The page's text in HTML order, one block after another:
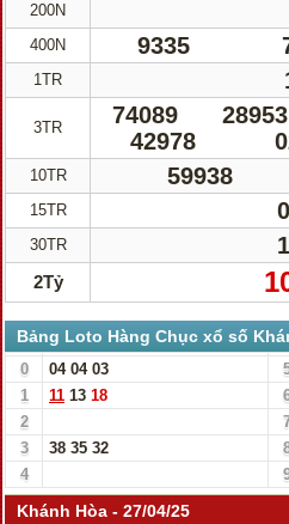
200N
400N 9335
1TR
3TR 74089 28953
42978
10TR 59938
15TR
30TR
2Tỷ
Bảng Loto Hàng Chục xổ số
0 04 04 03
1
11 13 18
2
3
38 35 32
4
Khánh Hòa - 27/04/25